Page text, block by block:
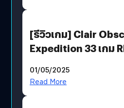
[รีวิวเกม] Clair
Expedition 33 เกม
ได้ลงตัว
01/05/2025
Read More